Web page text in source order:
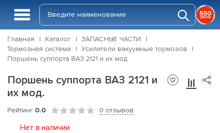
Главная Каталог
ЗАПАСНЫЕ ЧАСТИ
Тормозная система
Усилители вакуумные тормозов
Поршень суппорта ВАЗ 2121 и их мод.
Поршень суппорта ВАЗ 2121 и
их мод.
Рейтинг 0.0 0 отзывов
Нет в наличии